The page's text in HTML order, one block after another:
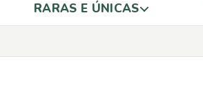
RARAS E ÚNICAS